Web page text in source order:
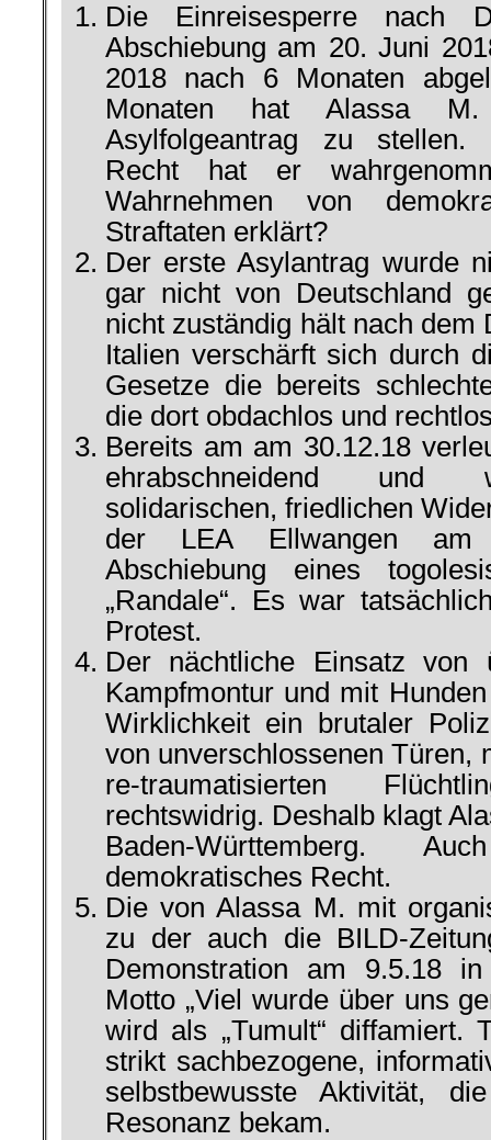
Die Einreisesperre nach
Abschiebung am 20. Juni
2018 nach 6 Monaten
Monaten hat Alassa
Asylfolgeantrag zu stellen.
Recht hat er
Wahrnehmen von
Straftaten erklärt?
Der erste Asylantrag wurde
gar nicht von Deutschland
nicht zuständig hält nach dem
Italien verschärft sich durch
Gesetze die bereits
die dort obdachlos und
Bereits am am 30.12.18
ehrabschneidend und
solidarischen, friedlichen
der LEA Ellwangen
Abschiebung eines
„Randale“. Es war
Protest.
Der nächtliche Einsatz von
Kampfmontur und mit
Wirklichkeit ein brutaler
von unverschlossenen Türen,
re-traumatisierten
rechtswidrig. Deshalb klagt
Baden-Württemberg.
demokratisches Recht.
Die von Alassa M. mit
zu der auch die BILD-
Demonstration am 9.5.18
Motto „Viel wurde über uns
wird als „Tumult“ diffamiert.
strikt sachbezogene,
selbstbewusste Aktivität,
Resonanz bekam.